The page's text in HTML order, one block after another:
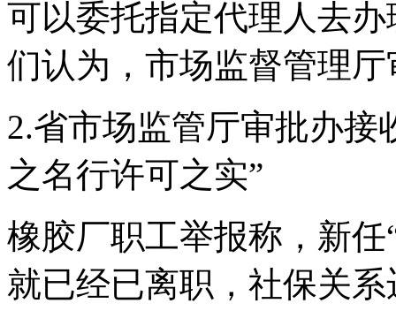
可以委托指定代理人去
们认为，市场监督管理
2.省市场监管厅审批办接
之名行许可之实”
橡胶厂职工举报称，新任
就已经已离职，社保关